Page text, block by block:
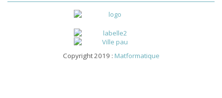
Copyright 2019 : Matformatique